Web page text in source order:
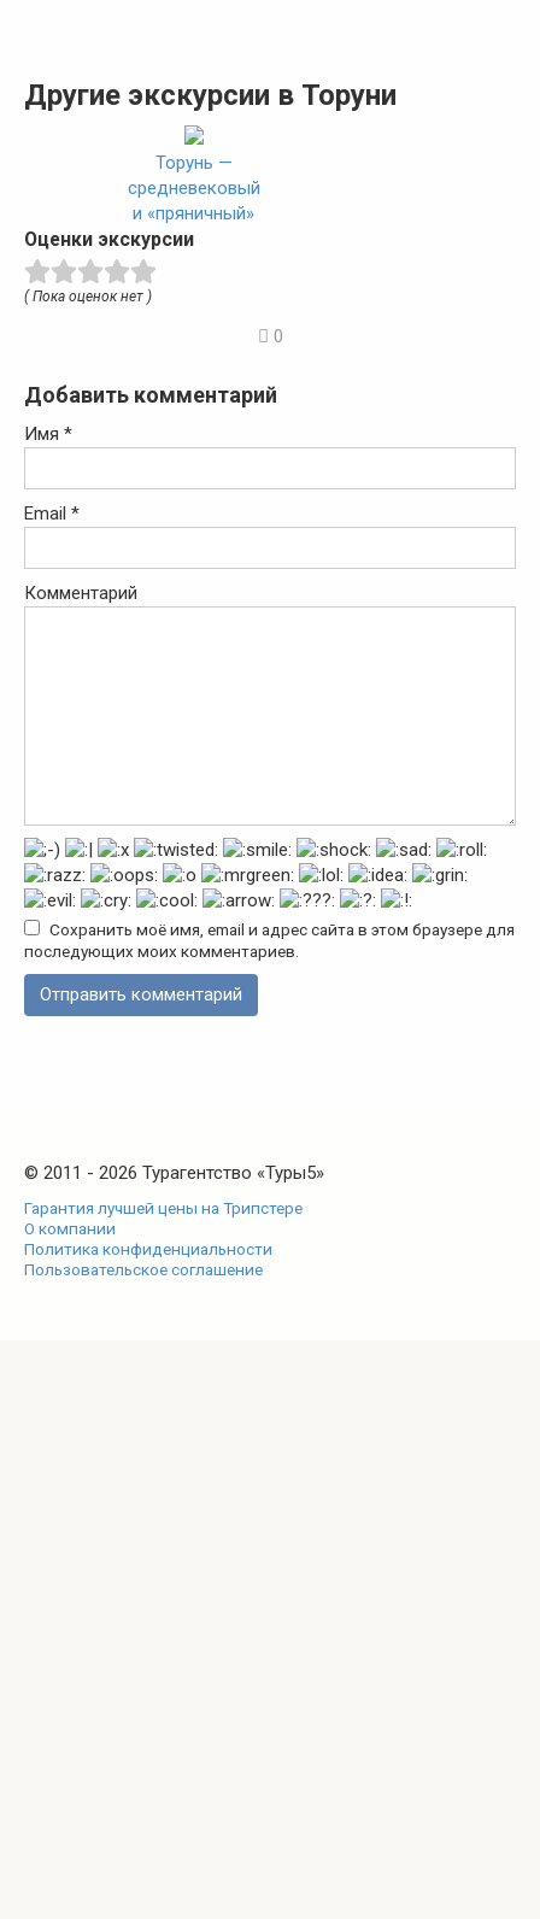
Другие экскурсии в Торуни
Торунь —
средневековый
и «пряничный»
Оценки экскурсии
( Пока оценок нет )
0
Добавить комментарий
Имя *
Email *
Комментарий
Сохранить моё имя, email и адрес сайта в этом браузере для
последующих моих комментариев.
© 2011 - 2026 Турагентство «Туры5»
Гарантия лучшей цены на Трипстере
О компании
Политика конфиденциальности
Пользовательское соглашение